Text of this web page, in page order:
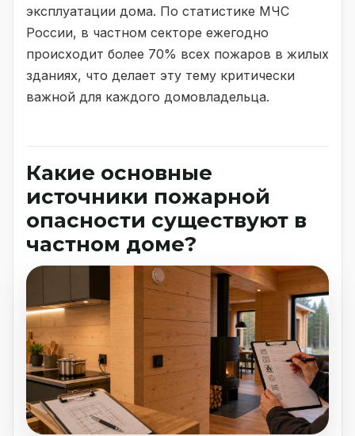
эксплуатации дома. По статистике МЧС
России, в частном секторе ежегодно
происходит более 70% всех пожаров в жилых
зданиях, что делает эту тему критически
важной для каждого домовладельца.
Какие основные
источники пожарной
опасности существуют в
частном доме?